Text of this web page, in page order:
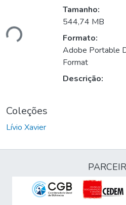
Tamanho:
544,74 MB
Formato:
Adobe Portable
Format
Descrição:
Coleções
Lívio Xavier